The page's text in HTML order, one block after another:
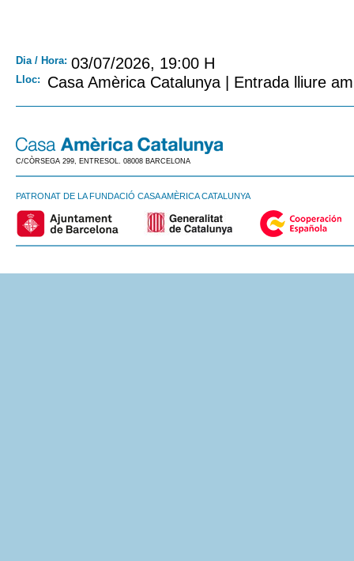
Dia / Hora: 03/07/2026, 19:00 H
Lloc: Casa Amèrica Catalunya | Entrada lliure
C/CÒRSEGA 299, ENTRESOL. 08008 BARCELONA
PATRONAT DE LA FUNDACIÓ CASA AMÈRICA CATALUNYA